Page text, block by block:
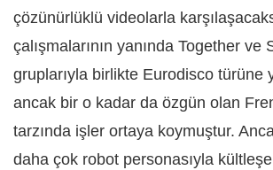
çözünürlüklü videolarla
çalışmalarının yanında Together ve
gruplarıyla birlikte Eurodisco türüne
ancak bir o kadar da özgün olan
tarzında işler ortaya koymuştur.
daha çok robot personasıyla